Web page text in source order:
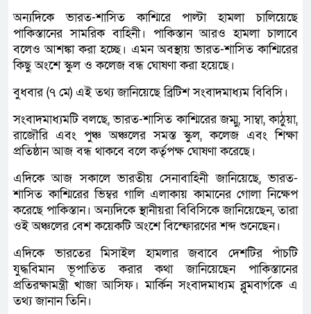
অন্যদিকে ভারত-শাসিত কাশ্মিরে পাল্টা হামলা চালিয়েছে
পাকিস্তানের সামরিক বাহিনী। পাকিস্তান আরও হামলা চালাবে
বলেও আশঙ্কা করা হচ্ছে। এমন অবস্থায় ভারত-শাসিত কাশ্মিরের
কিছু অংশে স্কুল ও কলেজ বন্ধ ঘোষণা করা হয়েছে।
বুধবার (৭ মে) এই তথ্য জানিয়েছে ব্রিটিশ সংবাদমাধ্যম বিবিসি।
সংবাদমাধ্যমটি বলছে, ভারত-শাসিত কাশ্মিরের জম্মু, সাম্বা, কাঠুয়া,
রাজৌরি এবং পুঞ্চ অঞ্চলের সমস্ত স্কুল, কলেজ এবং শিক্ষা
প্রতিষ্ঠান আজ বন্ধ থাকবে বলে কর্তৃপক্ষ ঘোষণা করেছে।
এদিকে আজ সকালে ভারতীয় সেনাবাহিনী জানিয়েছে, ভারত-
শাসিত কাশ্মিরের ভিম্বর গালি এলাকায় কামানের গোলা নিক্ষেপ
করেছে পাকিস্তান। অন্যদিকে স্থানীয়রা বিবিসিকে জানিয়েছেন, তারা
ওই অঞ্চলের বেশ কয়েকটি অংশে বিস্ফোরণের শব্দ শুনেছেন।
এদিকে ভারতের মিসাইল হামলার জবাবে দেশটির পাঁচটি
যুদ্ধবিমান ভূপাতিত করার কথা জানিয়েছেন পাকিস্তানের
প্রতিরক্ষামন্ত্রী খাজা আসিফ। মার্কিন সংবাদমাধ্যম ব্লুমবার্গকে এ
তথ্য জানান তিনি।